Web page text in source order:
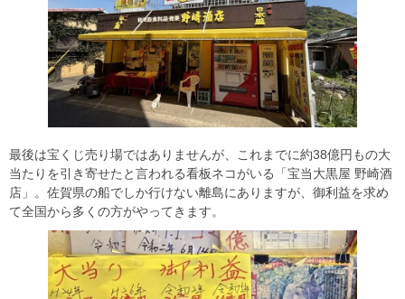
最後は宝くじ売り場ではありませんが、これまでに約38億円もの大
当たりを引き寄せたと言われる看板ネコがいる「宝当大黒屋 野崎酒
店」。佐賀県の船でしか行けない離島にありますが、御利益を求め
て全国から多くの方がやってきます。